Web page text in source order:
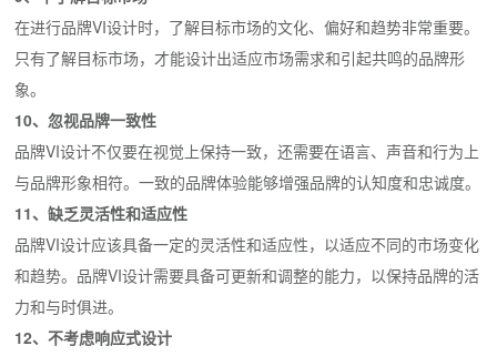
在进行品牌VI设计时，了解目标市场的文化、偏好和趋势非常重要。
只有了解目标市场，才能设计出适应市场需求和引起共鸣的品牌形
象。
10、忽视品牌一致性
品牌VI设计不仅要在视觉上保持一致，还需要在语言、声音和行为上
与品牌形象相符。一致的品牌体验能够增强品牌的认知度和忠诚度。
11、缺乏灵活性和适应性
品牌VI设计应该具备一定的灵活性和适应性，以适应不同的市场变化
和趋势。品牌VI设计需要具备可更新和调整的能力，以保持品牌的活
力和与时俱进。
12、不考虑响应式设计